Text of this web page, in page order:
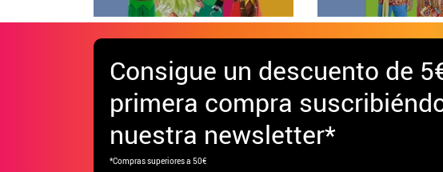
Consigue un descuento de
primera compra
nuestra newsletter*
*Compras superiores a 50€